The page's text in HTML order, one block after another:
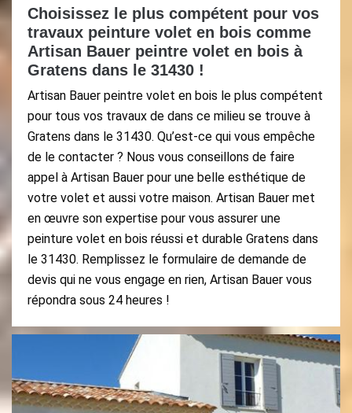
Choisissez le plus compétent pour vos
travaux peinture volet en bois comme
Artisan Bauer peintre volet en bois à
Gratens dans le 31430 !
Artisan Bauer peintre volet en bois le plus compétent
pour tous vos travaux de dans ce milieu se trouve à
Gratens dans le 31430. Qu’est-ce qui vous empêche
de le contacter ? Nous vous conseillons de faire
appel à Artisan Bauer pour une belle esthétique de
votre volet et aussi votre maison. Artisan Bauer met
en œuvre son expertise pour vous assurer une
peinture volet en bois réussi et durable Gratens dans
le 31430. Remplissez le formulaire de demande de
devis qui ne vous engage en rien, Artisan Bauer vous
répondra sous 24 heures !